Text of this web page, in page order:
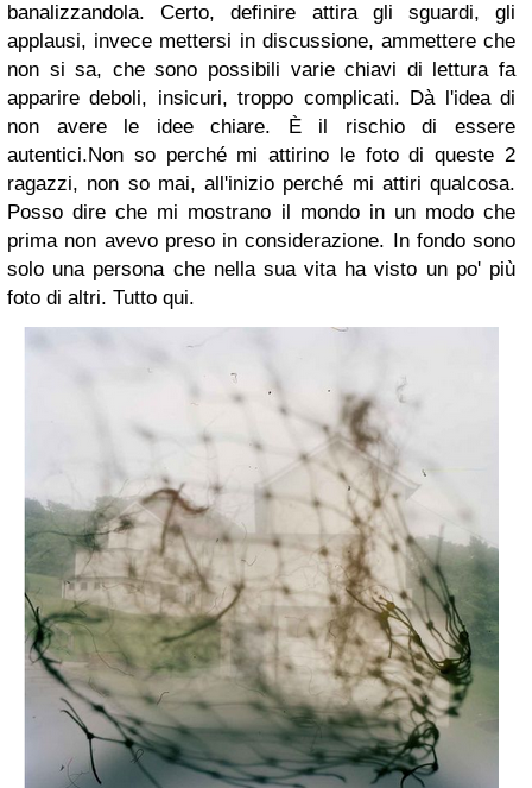
banalizzandola. Certo, definire attira gli sguardi, gli
applausi, invece mettersi in discussione, ammettere che
non si sa, che sono possibili varie chiavi di lettura fa
apparire deboli, insicuri, troppo complicati. Dà l'idea di
non avere le idee chiare. È il rischio di essere
autentici.Non so perché mi attirino le foto di queste 2
ragazzi, non so mai, all'inizio perché mi attiri qualcosa.
Posso dire che mi mostrano il mondo in un modo che
prima non avevo preso in considerazione. In fondo sono
solo una persona che nella sua vita ha visto un po' più
foto di altri. Tutto qui.